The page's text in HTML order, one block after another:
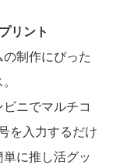
リント
制作にぴった
ニでマルチコ
を入力するだけ
に推し活グッ